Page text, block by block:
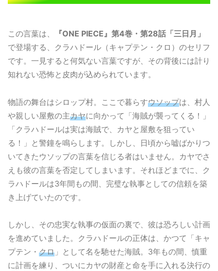
この言葉は、
『ONE PIECE』第4巻・第28話「三日月」
で登場する、クラハドール（キャプテン・クロ）のセリフ
です。一見すると何気ない言葉ですが、その背後には計り
知れない恐怖と皮肉が込められています。
物語の舞台はシロップ村。ここで暮らすウソップは、村人
や親しい屋敷の主カヤに向かって「海賊が襲ってくる！」
「クラハドールは実は海賊で、カヤと屋敷を狙ってい
る！」と警鐘を鳴らします。しかし、日頃から嘘ばかりつ
いてきたウソップの言葉を信じる者はいません。カヤでさ
えも彼の言葉を否定してしまいます。それほどまでに、ク
ラハドールは3年間もの間、完璧な執事としての信頼を築
き上げていたのです。
しかし、その忠実な執事の仮面の裏で、彼は恐ろしい計画
を進めていました。クラハドールの正体は、かつて「キャ
プテン・ クロ 」として名を馳せた海賊。3年もの間、慎重
に計画を練り、ついにカヤの財産と命を手に入れる決行の